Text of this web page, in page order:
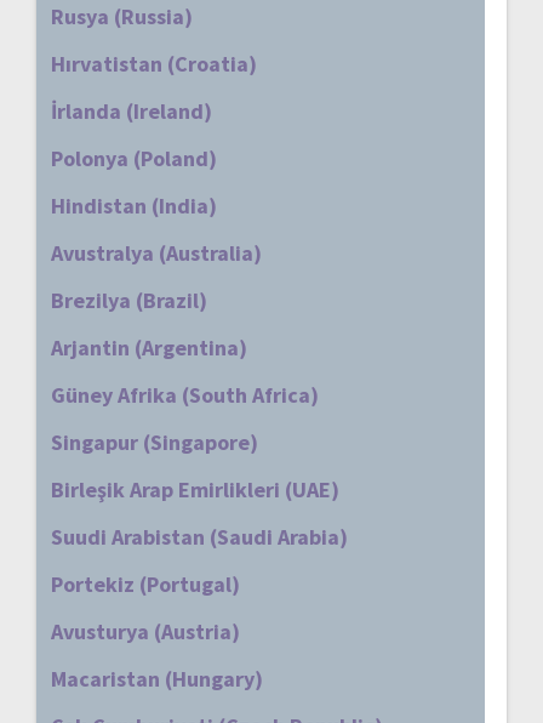
Rusya (Russia)
Hırvatistan (Croatia)
İrlanda (Ireland)
Polonya (Poland)
Hindistan (India)
Avustralya (Australia)
Brezilya (Brazil)
Arjantin (Argentina)
Güney Afrika (South Africa)
Singapur (Singapore)
Birleşik Arap Emirlikleri (UAE)
Suudi Arabistan (Saudi Arabia)
Portekiz (Portugal)
Avusturya (Austria)
Macaristan (Hungary)